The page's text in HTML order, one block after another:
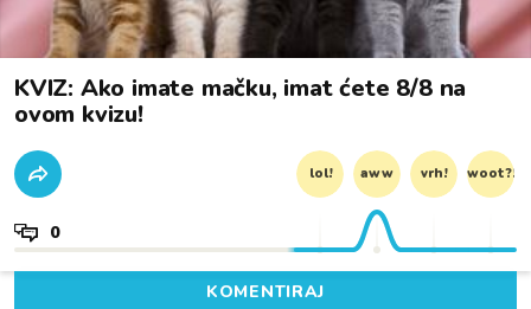
KVIZ: Ako imate mačku, imat ćete 8/8 na
ovom kvizu!
lol! aww vrh! woot?!
0
KOMENTIRAJ